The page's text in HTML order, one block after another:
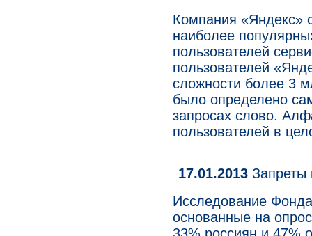
Компания «Яндекс»
наиболее
пользователей
пользователей
сложности более 3
было определено
запросах слово.
пользователей в
17.01.2013 Запреты
Исследование
основанные на